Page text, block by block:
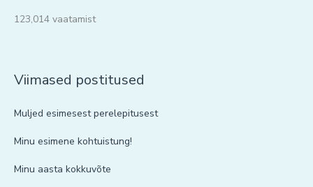
123,014 vaatamist
Viimased postitused
Muljed esimesest perelepitusest
Minu esimene kohtuistung!
Minu aasta kokkuvõte